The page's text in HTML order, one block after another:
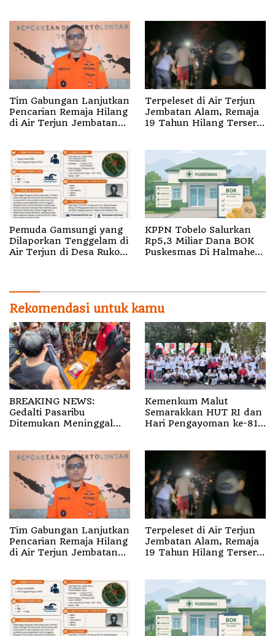
Tim Gabungan Lanjutkan
Pencarian Remaja Hilang
di Air Terjun Jembatan
Terpeleset di Air Terjun
Jembatan Alam, Remaja
19 Tahun Hilang Terseret
Pemuda Gamsungi yang
Dilaporkan Tenggelam di
Air Terjun di Desa Ruko
KPPN Tobelo Salurkan
Rp5,3 Miliar Dana BOK
Puskesmas Di Halmahera
Rekomendasi untuk kamu
BREAKING NEWS:
Gedalti Pasaribu
Ditemukan Meninggal
Kemenkum Malut
Semarakkan HUT RI dan
Hari Pengayoman ke-81
Tim Gabungan Lanjutkan
Pencarian Remaja Hilang
di Air Terjun Jembatan
Terpeleset di Air Terjun
Jembatan Alam, Remaja
19 Tahun Hilang Terseret